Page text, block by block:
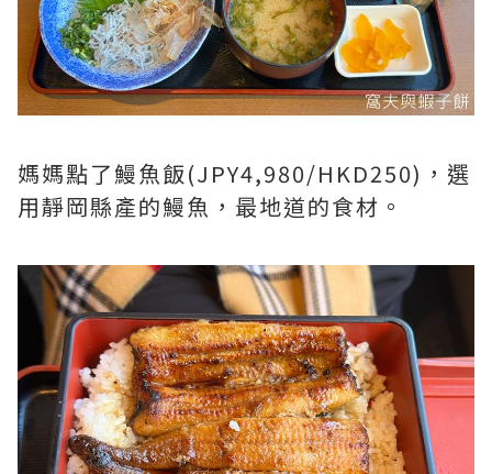
媽媽點了鰻魚飯(JPY4,980/HKD250)，選
用靜岡縣產的鰻魚，最地道的食材。